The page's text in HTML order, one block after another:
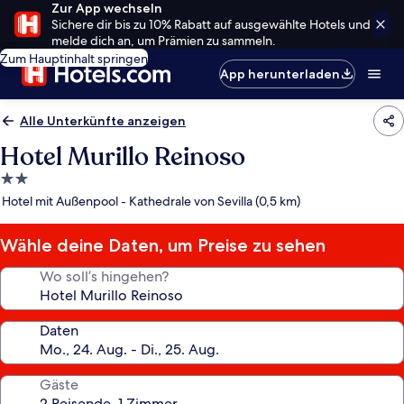
Zur App wechseln
Sichere dir bis zu 10% Rabatt auf ausgewählte Hotels und
melde dich an, um Prämien zu sammeln.
Zum Hauptinhalt springen
App herunterladen
Alle Unterkünfte anzeigen
Hotel Murillo Reinoso
2.0-
Sterne-
Hotel mit Außenpool - Kathedrale von Sevilla (0,5 km)
Wähle deine Daten, um Preise zu sehen
Wo soll’s hingehen?
Daten
Gäste